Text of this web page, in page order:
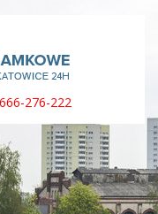
276-222